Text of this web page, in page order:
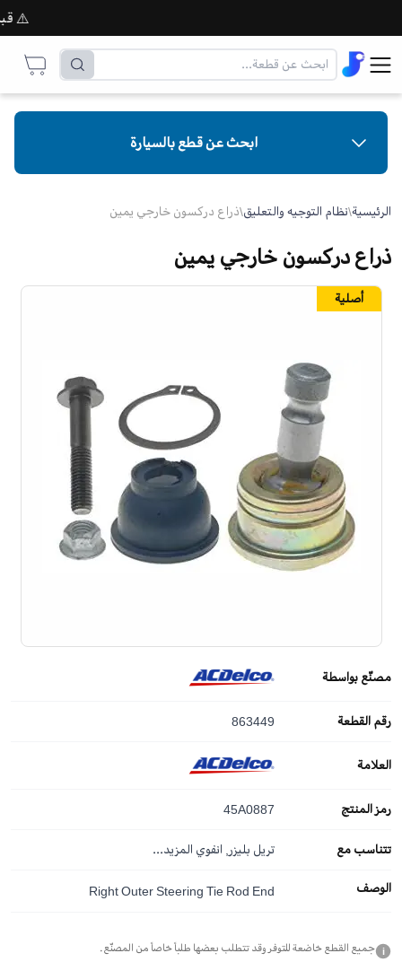
⚠️ قبل
ابحث عن قطع بالسيارة
الرئيسية\نظام التوجيه والتعليق\ذراع دركسون خارجي يمين
ذراع دركسون خارجي يمين
مصنّع بواسطة
رقم القطعة 863449
العلامة
رمز المنتج 45A0887
تتناسب مع تريل بليزر, انفوي المزيد...
الوصف Right Outer Steering Tie Rod End
i جميع القطع خاضعة للتوفر وقد تتطلب بعضها طلباً خاصاً من المصنّع.
أصلية